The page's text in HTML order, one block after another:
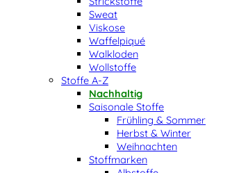
Sweat
Viskose
Waffelpiqué
Walkloden
Wollstoffe
Stoffe A-Z
Nachhaltig
Saisonale Stoffe
Frühling & Sommer
Herbst & Winter
Weihnachten
Stoffmarken